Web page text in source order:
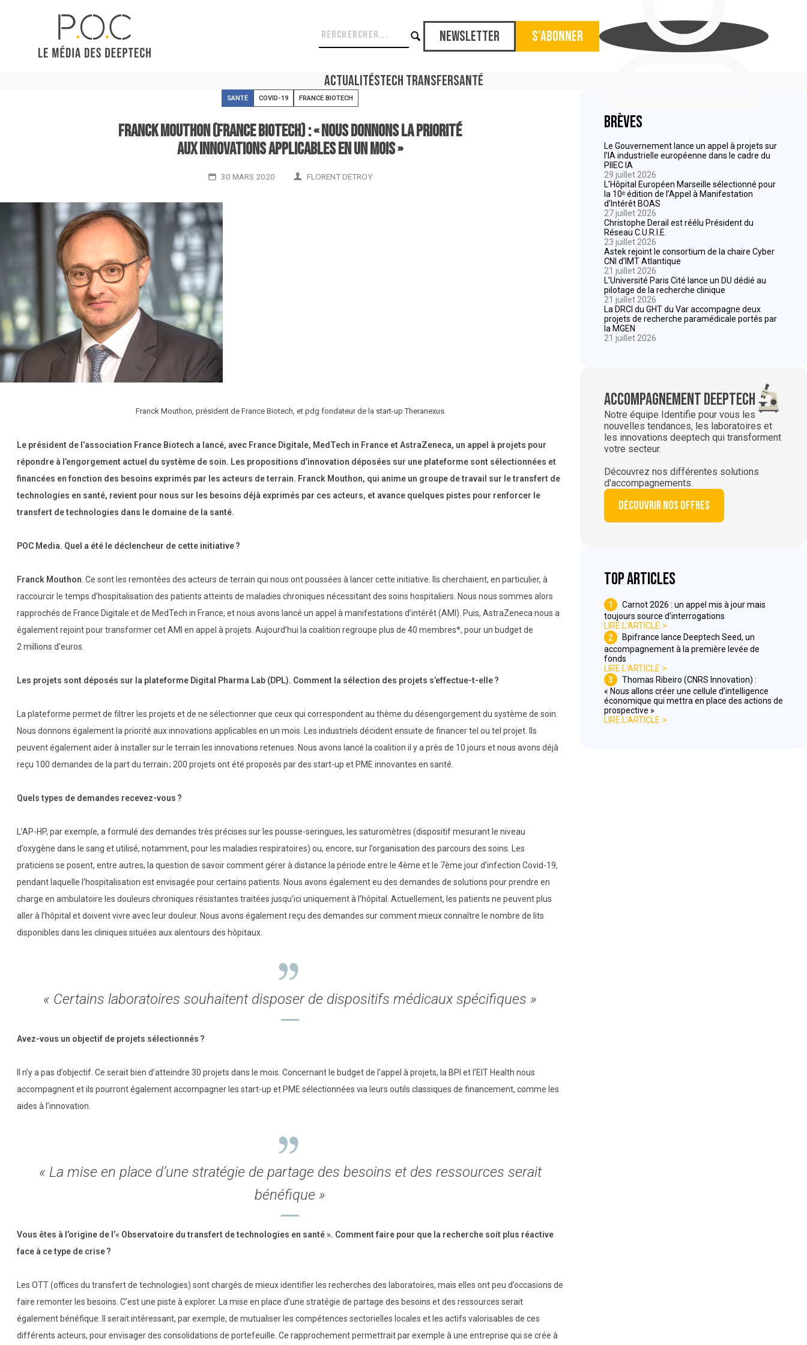
Newsletter S'abonner
ActualitésTech TransferSanté
SANTÉ COVID-19 FRANCE BIOTECH
Franck Mouthon (France Biotech) : « Nous donnons la priorité
aux innovations applicables en un mois »
30 MARS 2020 FLORENT DETROY
Franck Mouthon, président de France Biotech, et pdg fondateur de la start-up Theranexus
Le président de l’association France Biotech a lancé, avec France Digitale, MedTech in France et AstraZeneca, un appel à projets pour
répondre à l’engorgement actuel du système de soin. Les propositions d’innovation déposées sur une plateforme sont sélectionnées et
financées en fonction des besoins exprimés par les acteurs de terrain. Franck Mouthon, qui anime un groupe de travail sur le transfert de
technologies en santé, revient pour nous sur les besoins déjà exprimés par ces acteurs, et avance quelques pistes pour renforcer le
transfert de technologies dans le domaine de la santé.
POC Media. Quel a été le déclencheur de cette initiative ?
Franck Mouthon. Ce sont les remontées des acteurs de terrain qui nous ont poussées à lancer cette initiative. Ils cherchaient, en particulier, à
raccourcir le temps d’hospitalisation des patients atteints de maladies chroniques nécessitant des soins hospitaliers. Nous nous sommes alors
rapprochés de France Digitale et de MedTech in France, et nous avons lancé un appel à manifestations d’intérêt (AMI). Puis, AstraZeneca nous a
également rejoint pour transformer cet AMI en appel à projets. Aujourd’hui la coalition regroupe plus de 40 membres*, pour un budget de
2 millions d’euros.
Les projets sont déposés sur la plateforme Digital Pharma Lab (DPL). Comment la sélection des projets s’effectue-t-elle ?
La plateforme permet de filtrer les projets et de ne sélectionner que ceux qui correspondent au thème du désengorgement du système de soin.
Nous donnons également la priorité aux innovations applicables en un mois. Les industriels décident ensuite de financer tel ou tel projet. Ils
peuvent également aider à installer sur le terrain les innovations retenues. Nous avons lancé la coalition il y a près de 10 jours et nous avons déjà
reçu 100 demandes de la part du terrain ; 200 projets ont été proposés par des start-up et PME innovantes en santé.
Quels types de demandes recevez-vous ?
L’AP-HP, par exemple, a formulé des demandes très précises sur les pousse-seringues, les saturomètres (dispositif mesurant le niveau
d’oxygène dans le sang et utilisé, notamment, pour les maladies respiratoires) ou, encore, sur l’organisation des parcours des soins. Les
praticiens se posent, entre autres, la question de savoir comment gérer à distance la période entre le 4ème et le 7ème jour d’infection Covid-19,
pendant laquelle l’hospitalisation est envisagée pour certains patients. Nous avons également eu des demandes de solutions pour prendre en
charge en ambulatoire les douleurs chroniques résistantes traitées jusqu’ici uniquement à l’hôpital. Actuellement, les patients ne peuvent plus
aller à l’hôpital et doivent vivre avec leur douleur. Nous avons également reçu des demandes sur comment mieux connaître le nombre de lits
disponibles dans les cliniques situées aux alentours des hôpitaux.
« Certains laboratoires souhaitent disposer de dispositifs médicaux spécifiques »
Avez-vous un objectif de projets sélectionnés ?
Il n’y a pas d’objectif. Ce serait bien d’atteindre 30 projets dans le mois. Concernant le budget de l’appel à projets, la BPI et l’EIT Health nous
accompagnent et ils pourront également accompagner les start-up et PME sélectionnées via leurs outils classiques de financement, comme les
aides à l’innovation.
« La mise en place d’une stratégie de partage des besoins et des ressources serait
bénéfique »
Vous êtes à l’origine de l’« Observatoire du transfert de technologies en santé ». Comment faire pour que la recherche soit plus réactive
face à ce type de crise ?
Les OTT (offices du transfert de technologies) sont chargés de mieux identifier les recherches des laboratoires, mais elles ont peu d’occasions de
faire remonter les besoins. C’est une piste à explorer. La mise en place d’une stratégie de partage des besoins et des ressources serait
également bénéfique. Il serait intéressant, par exemple, de mutualiser les compétences sectorielles locales et les actifs valorisables de ces
différents acteurs, pour envisager des consolidations de portefeuille. Ce rapprochement permettrait par exemple à une entreprise qui se crée à
Brèves
Le Gouvernement lance un appel à projets sur
l’IA industrielle européenne dans le cadre du
PIIEC IA
29 juillet 2026
L’Hôpital Européen Marseille sélectionné pour
la 10ᵉ édition de l’Appel à Manifestation
d’Intérêt BOAS
27 juillet 2026
Christophe Derail est réélu Président du
Réseau C.U.R.I.E.
23 juillet 2026
Astek rejoint le consortium de la chaire Cyber
CNI d’IMT Atlantique
21 juillet 2026
L’Université Paris Cité lance un DU dédié au
pilotage de la recherche clinique
21 juillet 2026
La DRCI du GHT du Var accompagne deux
projets de recherche paramédicale portés par
la MGEN
21 juillet 2026
Accompagnement deeptech
Notre équipe Identifie pour vous les
nouvelles tendances, les laboratoires et
les innovations deeptech qui transforment
votre secteur.
Découvrez nos différentes solutions
d'accompagnements.
Découvrir nos offres
Top articles
1
Carnot 2026 : un appel mis à jour mais
toujours source d’interrogations
LIRE L'ARTICLE
2
Bpifrance lance Deeptech Seed, un
accompagnement à la première levée de
fonds
LIRE L'ARTICLE
3
Thomas Ribeiro (CNRS Innovation) :
« Nous allons créer une cellule d’intelligence
économique qui mettra en place des actions de
prospective »
LIRE L'ARTICLE